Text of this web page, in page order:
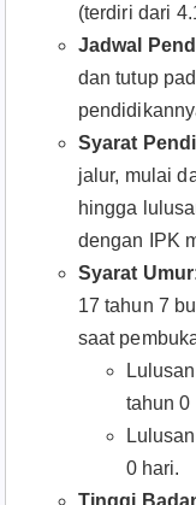
(terdiri dari
Jadwal
dan tutup
Syarat
jalur, mulai
hingga
dengan IPK
Syarat
17 tahun 7
saat
tahun 0
0 hari.
Tinggi